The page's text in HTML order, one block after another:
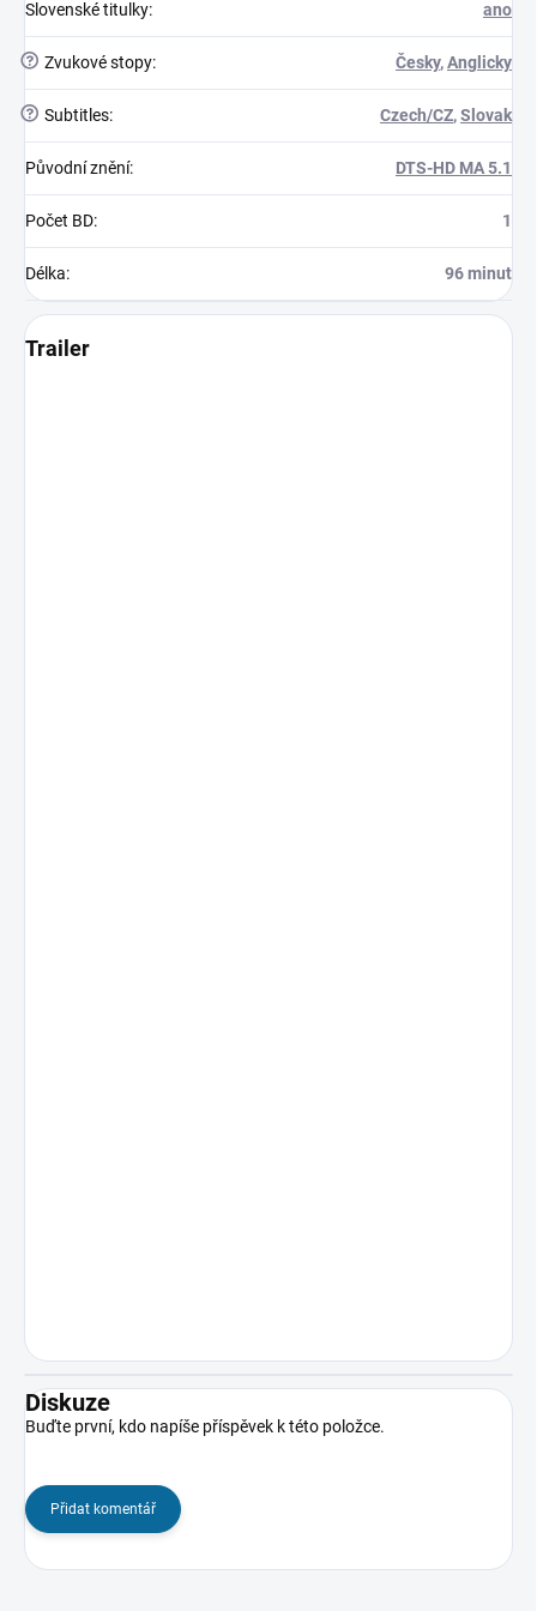
Slovenské titulky: ano
? Zvukové stopy: Česky,Anglicky
? Subtitles: Czech/CZ,Slovak
Původní znění: DTS-HD MA 5.1
Počet BD: 1
Délka: 96 minut
Trailer
Diskuze
Buďte první, kdo napíše příspěvek k této položce.
Přidat komentář